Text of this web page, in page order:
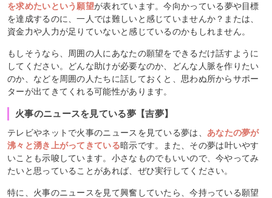
を求めたいという願望が表れています。今向かっている夢や目標
を達成するのに、一人では難しいと感じていませんか？または、
資金力や人力が足りていないと感じているのかもしれません。
もしそうなら、周囲の人にあなたの願望をできるだけ話すように
してください。どんな助けが必要なのか、どんな人脈を作りたい
のか、などを周囲の人たちに話しておくと、思わぬ所からサポー
ターが出てきてくれる可能性があります。
火事のニュースを見ている夢【吉夢】
テレビやネットで火事のニュースを見ている夢は、 あなたの夢が
沸々と湧き上がってきている暗示です。また、その夢は叶いやす
いことも示唆しています。小さなものでもいいので、今やってみ
たいと思っていることがあれば、ぜひ実行してください。
特に、火事のニュースを見て興奮していたら、今持っている願望